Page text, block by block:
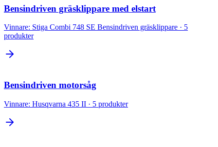
Bensindriven gräsklippare med elstart
Vinnare: Stiga Combi 748 SE Bensindriven gräsklippare · 5
produkter
Bensindriven motorsåg
Vinnare: Husqvarna 435 II · 5 produkter